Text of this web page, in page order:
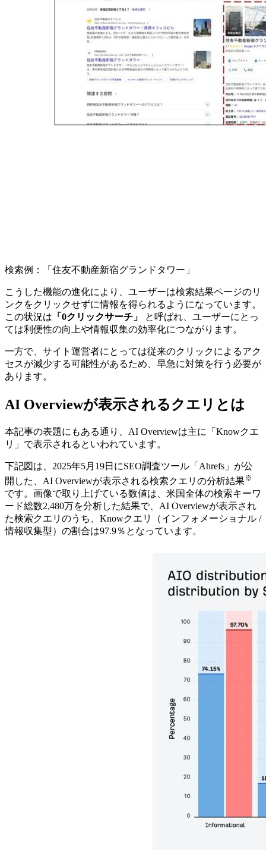
検索例：「住友不動産新宿グランドタワー」
こうした機能の進化により、ユーザーは検索結果ページのリ
ンクをクリックせずに情報を得られるようになっています。
この状況は 「0クリックサーチ」
と呼ばれ、ユーザーにとっ
ては利便性の向上や情報収集の効率化につながります。
一方で、サイト運営者にとっては従来のクリックによるアク
セスが減少する可能性があるため、早急に対策を行う必要が
あります。
AI Overviewが表示されるクエリとは
本記事の表題にもある通り、AI Overviewは主に「Knowクエ
リ」で表示されるといわれています。
下記図は、2025年5月19日にSEO調査ツール「Ahrefs」が公
開した、AI Overviewが表示される検索クエリの分析結果※
です。画像で取り上げている数値は、米国全体の検索キーワ
ード総数2,480万を分析した結果で、AI Overviewが表示され
た検索クエリのうち、Knowクエリ（インフォメーショナル /
情報収集型）の割合は97.9％となっています。